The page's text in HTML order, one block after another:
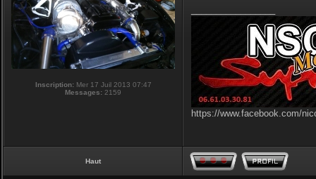
Inscription:Mer 17 Juil 2013 07:47
Messages: 2159
https://www.facebook.com/
Haut